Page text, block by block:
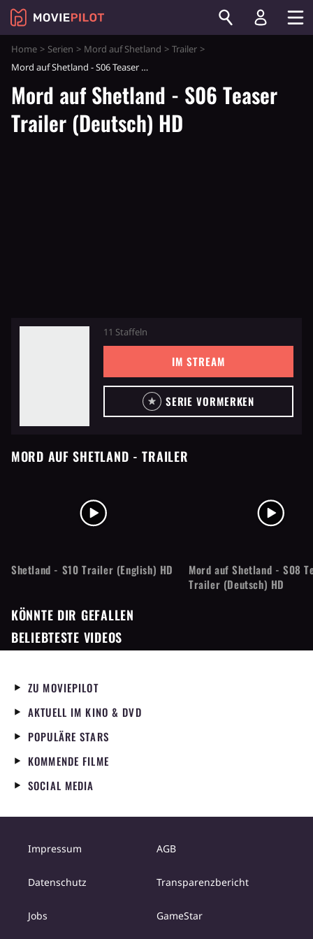
Home Serien Mord auf Shetland
Trailer
Mord auf Shetland - S06 Teaser Trailer (Deutsch) HD
Mord auf Shetland - S06 Teaser
Trailer (Deutsch) HD
11 Staffeln
IM STREAM
SERIE VORMERKEN
MORD AUF SHETLAND - TRAILER
Shetland - S10 Trailer (English) HD
Mord auf Shetland - S08
Trailer (Deutsch) HD
KÖNNTE DIR GEFALLEN
BELIEBTESTE VIDEOS
ZU MOVIEPILOT
AKTUELL IM KINO & DVD
POPULÄRE STARS
KOMMENDE FILME
SOCIAL MEDIA
Impressum AGB
Datenschutz Transparenzbericht
Jobs GameStar